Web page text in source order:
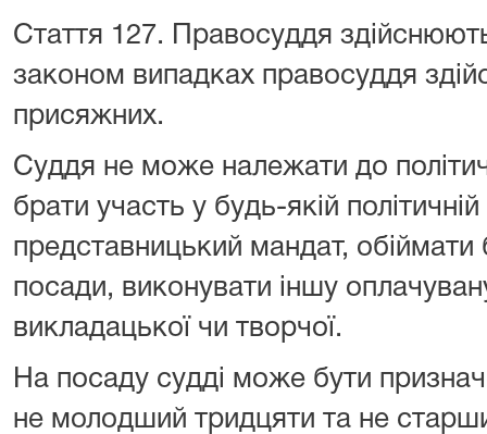
Стаття 127. Правосуддя
законом випадках правосуддя
присяжних.
Cуддя не може належати до
брати участь у будь-якій
представницький мандат, обіймати
посади, виконувати іншу
викладацької чи творчої.
На посаду судді може бути
не молодший тридцяти та не